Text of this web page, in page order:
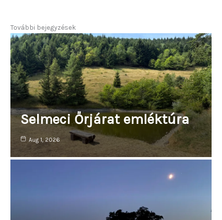
További bejegyzések
Selmeci Őrjárat emléktúra
Aug 1, 2026